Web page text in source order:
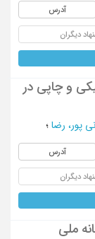
آدرس
دیگران
و چاپی در
پور، رضا ؛
آدرس
دیگران
ملی